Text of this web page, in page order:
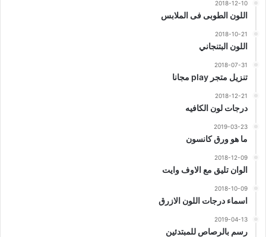
2018-12-10
اللون الطوبى فى الملابس
2018-10-21
اللون البتنجاني
2018-07-31
تنزيل متجر play مجانا
2018-12-21
درجات لون الكافيه
2019-03-23
ما هو ورق كانسون
2018-12-09
الوان تليق مع الاوف وايت
2018-10-09
اسماء درجات اللون الازرق
2019-04-13
رسم بالرصاص للمبتدئين